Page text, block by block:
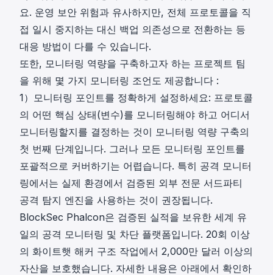
요. 운영 보안 위험과 유사하지만, 전체 프로토콜을 직
접 일시 중지하는 대신 백업 의존성으로 전환하는 등
대응 방법이 다를 수 있습니다.
또한, 모니터링 역량을 구축하고자 하는 프로젝트 팀
을 위해 몇 가지 모니터링 조언도 제공합니다 :
1）모니터링 포인트를 정확하게 설정하세요: 프로토콜
의 어떤 핵심 상태(변수)를 모니터링해야 하고 어디서
모니터링할지를 결정하는 것이 모니터링 역량 구축의
첫 번째 단계입니다. 그러나 모든 모니터링 포인트를
포괄적으로 커버하기는 어렵습니다. 특히 공격 모니터
링에서는 실제 환경에서 검증된 외부 전문 서드파티
공격 탐지 엔진을 사용하는 것이 권장됩니다.
BlockSec Phalcon은 검증된 실적을 보유한 세계 유
일의 공격 모니터링 및 차단 플랫폼입니다. 20회 이상
의 화이트햇 해커 구조 작업에서 2,000만 달러 이상의
자산을 보호했습니다. 자세한 내용은 아래에서 확인하